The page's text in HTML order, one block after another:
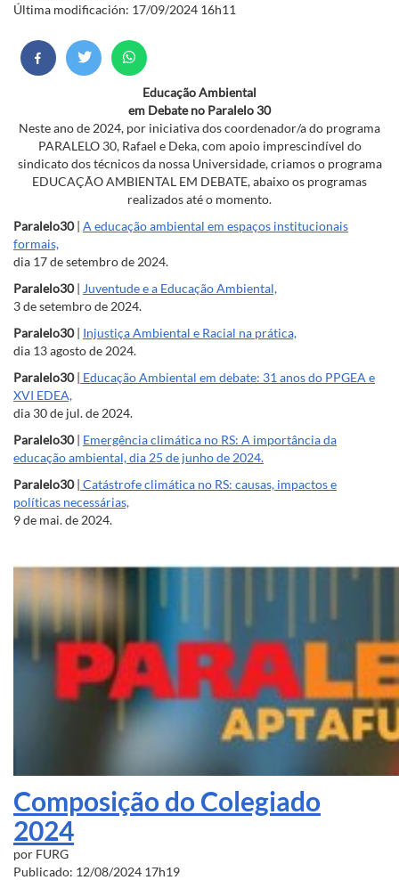
Última modificación: 17/09/2024 16h11
Educação Ambiental
em Debate no Paralelo 30
Neste ano de 2024, por iniciativa dos coordenador/a do programa
PARALELO 30, Rafael e Deka, com apoio imprescindível do
sindicato dos técnicos da nossa Universidade, criamos o programa
EDUCAÇÃO AMBIENTAL EM DEBATE, abaixo os programas
realizados até o momento.
Paralelo30| A educação ambiental em espaços institucionais
formais,
dia 17 de setembro de 2024.
Paralelo30| Juventude e a Educação Ambiental,
3 de setembro de 2024.
Paralelo30| Injustiça Ambiental e Racial na prática,
dia 13 agosto de 2024.
Paralelo30| Educação Ambiental em debate: 31 anos do PPGEA e
XVI EDEA,
dia 30 de jul. de 2024.
Paralelo30| Emergência climática no RS: A importância da
educação ambiental, dia 25 de junho de 2024.
Paralelo30| Catástrofe climática no RS: causas, impactos e
políticas necessárias,
9 de mai. de 2024.
Composição do Colegiado
2024
por FURG
Publicado: 12/08/2024 17h19